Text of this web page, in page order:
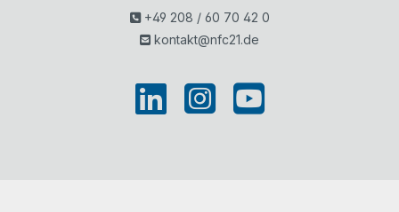
+49 208 / 60 70 42 0
kontakt@nfc21.de